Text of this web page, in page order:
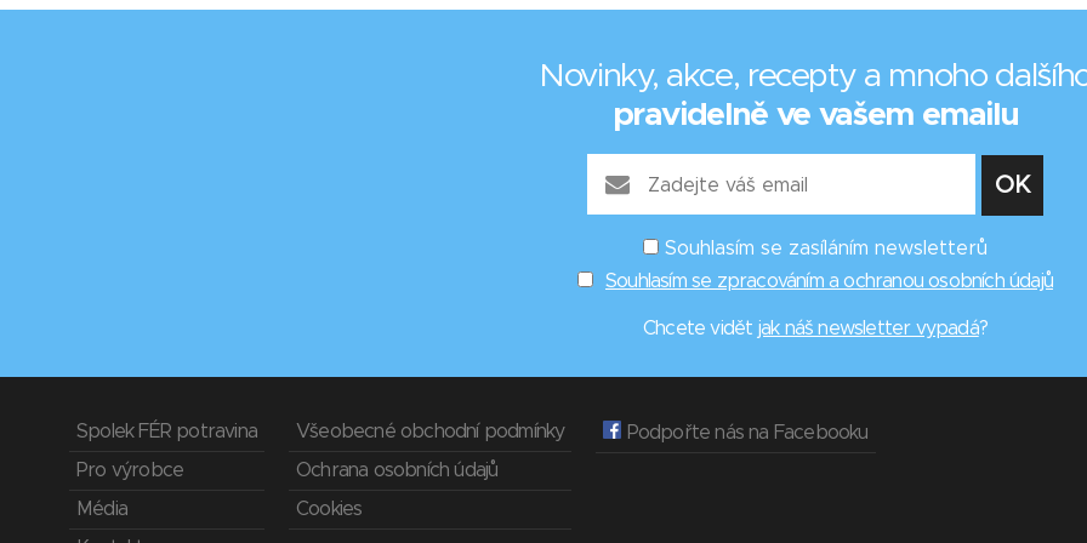
Novinky, akce, recepty a mnoho
pravidelně ve vašem emailu
Souhlasím se zasíláním newsletterů
Souhlasím se zpracováním a ochranou osobních údajů
Chcete vidět jak náš newsletter vypadá?
Spolek FÉR potravina
Pro výrobce
Média
Všeobecné obchodní podmínky
Ochrana osobních údajů
Cookies
Podpořte nás na Facebooku